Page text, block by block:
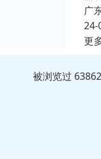
广
24-
更
被浏览过